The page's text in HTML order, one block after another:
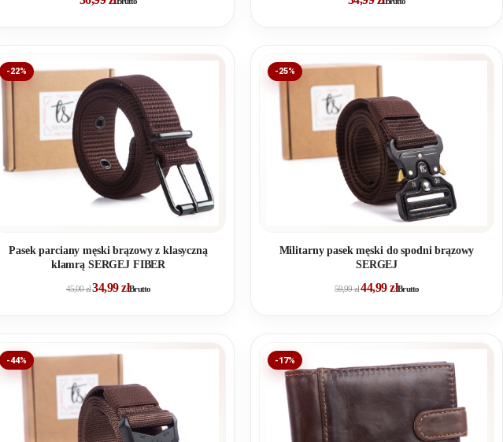
-22%
Pasek parciany męski brązowy z klasyczną
klamrą SERGEJ FIBER
45,00zł34,99złBrutto
-25%
Militarny pasek męski do spodni brązowy
SERGEJ
59,99zł44,99złBrutto
-44% -17%